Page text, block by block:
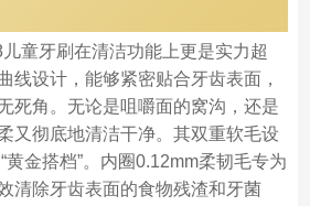
童牙刷在清洁功能上更是实力超
线设计，能够紧密贴合牙齿表面，
死角。无论是咀嚼面的窝沟，还是
又彻底地清洁干净。其双重软毛设
黄金搭档”。内圈0.12mm柔韧毛专为
清除牙齿表面的食物残渣和牙菌